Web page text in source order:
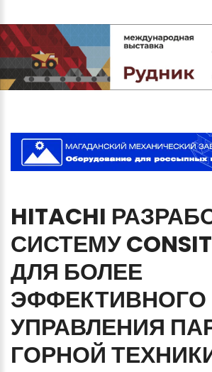
HITACHI
СИСТЕМУ
ДЛЯ БОЛЕЕ
ЭФФЕКТИВНОГО
УПРАВЛЕНИЯ
ГОРНОЙ